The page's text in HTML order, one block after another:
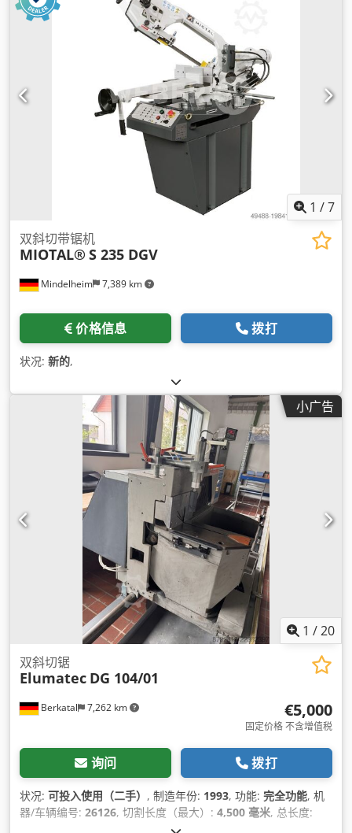
1 /7
Mindelheim 7,389 km
双斜切带锯机
MIOTAL® S 235 DGV
价格信息 拨打
状况: 新的,
小广告
1 /20
Berkatal 7,262 km
双斜切锯
Elumatec DG 104/01
€5,000
固定价格 不含增值税
询问 拨打
状况: 可投入使用（二手） , 制造年份: 1993, 功能: 完全功能, 机
器/车辆编号: 26126, 切割长度（最大）: 4,500 毫米, 总长度:
1,950 毫米, 总高度: